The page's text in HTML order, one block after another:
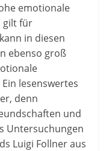
emotionale
gilt für
in diesen
ebenso groß
lesenswertes
denn
und
Untersuchungen
Luigi Follner aus